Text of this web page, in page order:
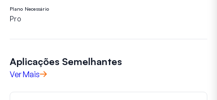
Plano Necessário
Pro
Aplicações Semelhantes
Ver Mais